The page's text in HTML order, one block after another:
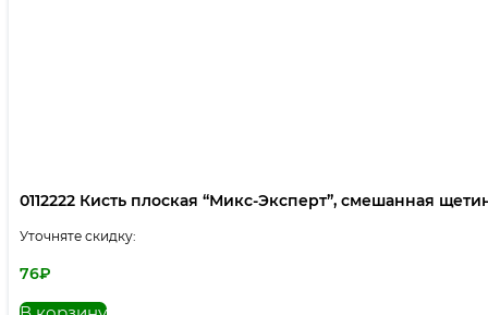
0112222 Кисть плоская “Микс-Эксперт”, смешанная
Уточняте скидку:
76₽